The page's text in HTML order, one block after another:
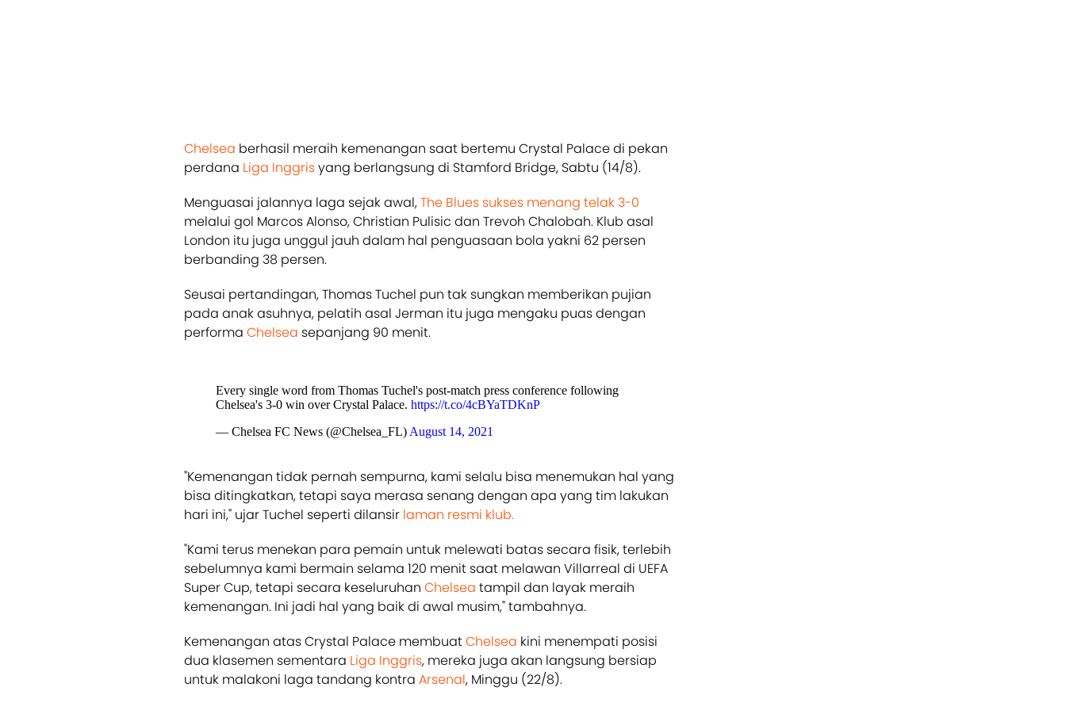
Chelsea berhasil meraih kemenangan saat bertemu Crystal Palace di pekan
perdana Liga Inggrisyang berlangsung di Stamford Bridge, Sabtu (14/8).
Menguasai jalannya laga sejak awal,The Blues sukses menang telak 3-0
melalui gol Marcos Alonso, Christian Pulisic dan Trevoh Chalobah. Klub asal
London itu juga unggul jauh dalam hal penguasaan bola yakni 62 persen
berbanding 38 persen.
Seusai pertandingan, Thomas Tuchel pun tak sungkan memberikan pujian
pada anak asuhnya, pelatih asal Jerman itu juga mengaku puas dengan
performa Chelsea sepanjang 90 menit.
Every single word from Thomas Tuchel's post-match press conference following
Chelsea's 3-0 win over Crystal Palace. https://t.co/4cBYaTDKnP
— Chelsea FC News (@Chelsea_FL) August 14, 2021
"Kemenangan tidak pernah sempurna, kami selalu bisa menemukan hal yang
bisa ditingkatkan, tetapi saya merasa senang dengan apa yang tim lakukan
hari ini," ujar Tuchel seperti dilansir laman resmi klub.
"Kami terus menekan para pemain untuk melewati batas secara fisik, terlebih
sebelumnya kami bermain selama 120 menit saat melawan Villarreal di UEFA
Super Cup, tetapi secara keseluruhan Chelsea tampil dan layak meraih
kemenangan. Ini jadi hal yang baik di awal musim," tambahnya.
Kemenangan atas Crystal Palace membuatChelsea kini menempati posisi
dua klasemen sementara Liga Inggris, mereka juga akan langsung bersiap
untuk malakoni laga tandang kontra Arsenal, Minggu (22/8).